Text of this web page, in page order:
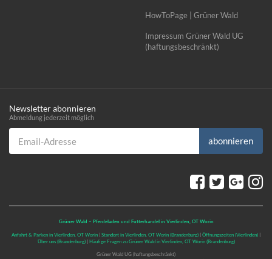
HowToPage | Grüner Wald
Impressum Grüner Wald UG
(haftungsbeschränkt)
Newsletter abonnieren
Abmeldung jederzeit möglich
Email-Adresse
abonnieren
Grüner Wald – Pferdeladen und Futterhandel in Vierlinden, OT Worin
Anfahrt & Parken in Vierlinden, OT Worin | Standort in Vierlinden, OT Worin (Brandenburg) | Öffnungszeiten (Vierlinden) |
Über uns (Brandenburg) | Häufige Fragen zu Grüner Wald in Vierlinden, OT Worin (Brandenburg)
Grüner Wald UG (haftungsbeschränkt)